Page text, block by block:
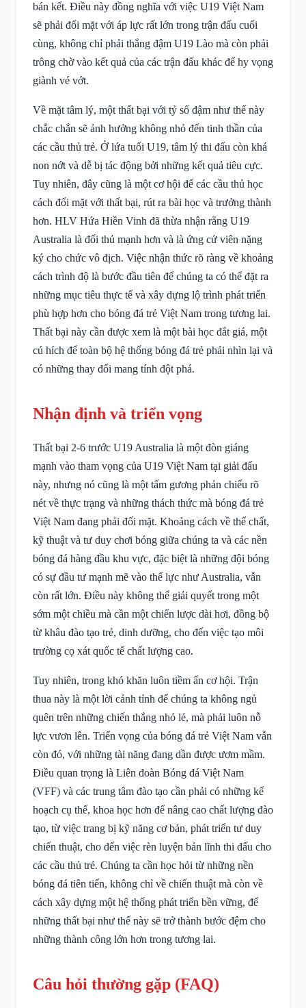
bán kết. Điều này đồng nghĩa với việc U19 Việt Nam
sẽ phải đối mặt với áp lực rất lớn trong trận đấu cuối
cùng, không chỉ phải thắng đậm U19 Lào mà còn phải
trông chờ vào kết quả của các trận đấu khác để hy vọng
giành vé vớt.
Về mặt tâm lý, một thất bại với tỷ số đậm như thế này
chắc chắn sẽ ảnh hưởng không nhỏ đến tinh thần của
các cầu thủ trẻ. Ở lứa tuổi U19, tâm lý thi đấu còn khá
non nớt và dễ bị tác động bởi những kết quả tiêu cực.
Tuy nhiên, đây cũng là một cơ hội để các cầu thủ học
cách đối mặt với thất bại, rút ra bài học và trưởng thành
hơn. HLV Hứa Hiền Vinh đã thừa nhận rằng U19
Australia là đối thủ mạnh hơn và là ứng cử viên nặng
ký cho chức vô địch. Việc nhận thức rõ ràng về khoảng
cách trình độ là bước đầu tiên để chúng ta có thể đặt ra
những mục tiêu thực tế và xây dựng lộ trình phát triển
phù hợp hơn cho bóng đá trẻ Việt Nam trong tương lai.
Thất bại này cần được xem là một bài học đắt giá, một
cú hích để toàn bộ hệ thống bóng đá trẻ phải nhìn lại và
có những thay đổi mang tính đột phá.
Nhận định và triển vọng
Thất bại 2-6 trước U19 Australia là một đòn giáng
mạnh vào tham vọng của U19 Việt Nam tại giải đấu
này, nhưng nó cũng là một tấm gương phản chiếu rõ
nét về thực trạng và những thách thức mà bóng đá trẻ
Việt Nam đang phải đối mặt. Khoảng cách về thể chất,
kỹ thuật và tư duy chơi bóng giữa chúng ta và các nền
bóng đá hàng đầu khu vực, đặc biệt là những đội bóng
có sự đầu tư mạnh mẽ vào thể lực như Australia, vẫn
còn rất lớn. Điều này không thể giải quyết trong một
sớm một chiều mà cần một chiến lược dài hơi, đồng bộ
từ khâu đào tạo trẻ, dinh dưỡng, cho đến việc tạo môi
trường cọ xát quốc tế chất lượng cao.
Tuy nhiên, trong khó khăn luôn tiềm ẩn cơ hội. Trận
thua này là một lời cảnh tỉnh để chúng ta không ngủ
quên trên những chiến thắng nhỏ lẻ, mà phải luôn nỗ
lực vươn lên. Triển vọng của bóng đá trẻ Việt Nam vẫn
còn đó, với những tài năng đang dần được ươm mầm.
Điều quan trọng là Liên đoàn Bóng đá Việt Nam
(VFF) và các trung tâm đào tạo cần phải có những kế
hoạch cụ thể, khoa học hơn để nâng cao chất lượng đào
tạo, từ việc trang bị kỹ năng cơ bản, phát triển tư duy
chiến thuật, cho đến việc rèn luyện bản lĩnh thi đấu cho
các cầu thủ trẻ. Chúng ta cần học hỏi từ những nền
bóng đá tiên tiến, không chỉ về chiến thuật mà còn về
cách xây dựng một hệ thống phát triển bền vững, để
những thất bại như thế này sẽ trở thành bước đệm cho
những thành công lớn hơn trong tương lai.
Câu hỏi thường gặp (FAQ)